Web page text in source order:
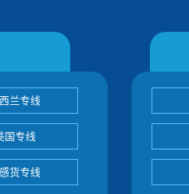
兰专线
国专线
货专线